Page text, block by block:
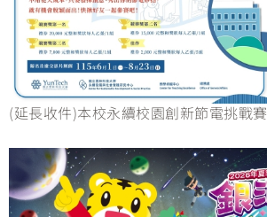
(延長收件)本校永續校園創新節電挑戰賽